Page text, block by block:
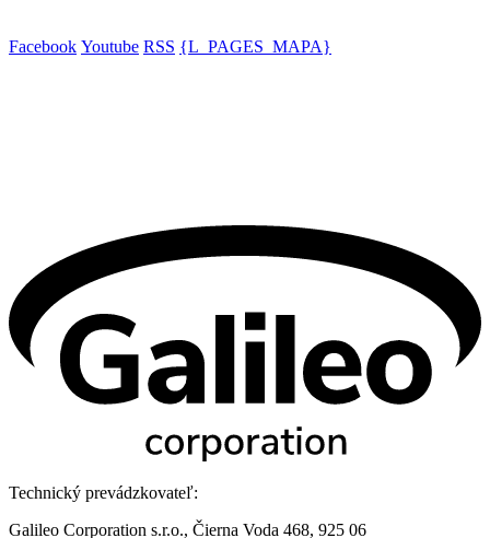
Facebook Youtube RSS {L_PAGES_MAPA}
Technický prevádzkovateľ:
Galileo Corporation s.r.o., Čierna Voda 468, 925 06